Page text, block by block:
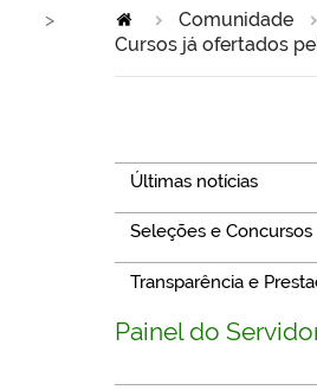
Comunidade
>
Cursos já ofertados
Últimas notícias
Seleções e Concursos
Transparência e
Painel do